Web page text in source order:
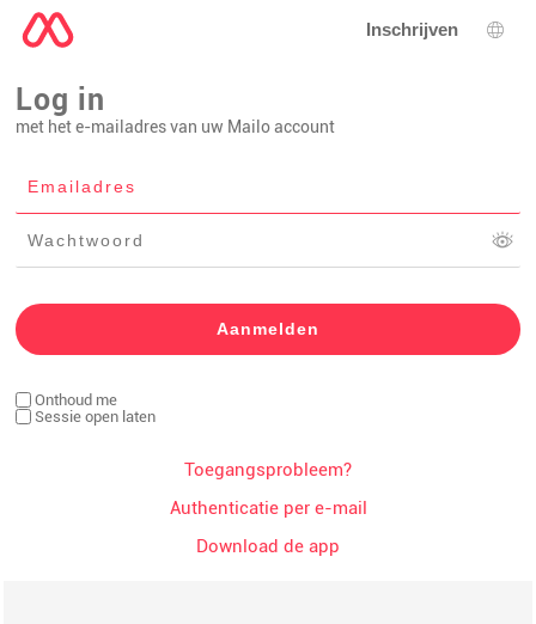
Inschrijven
Taal
Log in
met het e-mailadres van uw Mailo account
Onthoud me
Sessie open laten
Toegangsprobleem?
Authenticatie per e-mail
Download de app